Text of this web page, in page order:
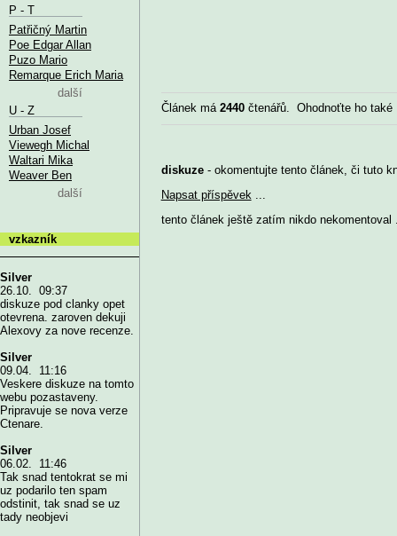
Článek má 2440čtenářů. Ohodnoťte ho
diskuze- okomentujte tento článek, či tuto
Napsat příspěvek...
tento článek ještě zatím nikdo nekomentoval
P - T
Patřičný Martin
Poe Edgar Allan
Puzo Mario
Remarque Erich Maria
další
U - Z
Urban Josef
Viewegh Michal
Waltari Mika
Weaver Ben
další
vzkazník
Silver
26.10. 09:37
diskuze pod clanky opet
otevrena. zaroven dekuji
Alexovy za nove recenze.
Silver
09.04. 11:16
Veskere diskuze na tomto
webu pozastaveny.
Pripravuje se nova verze
Ctenare.
Silver
06.02. 11:46
Tak snad tentokrat se mi
uz podarilo ten spam
odstinit, tak snad se uz
tady neobjevi